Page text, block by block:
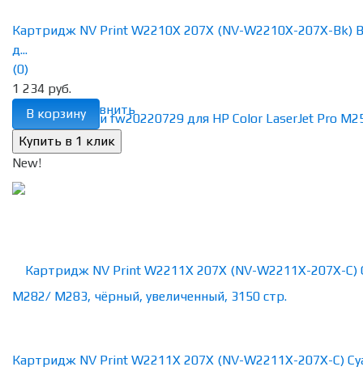
избранное сравнить
Картридж NV Print W2210X 207X (NV-W2210X-207X-Bk)
д...
(0)
1 234 руб.
В корзину
New!
Картридж NV Print W2211X 207X (NV-W2211X-207X-C)